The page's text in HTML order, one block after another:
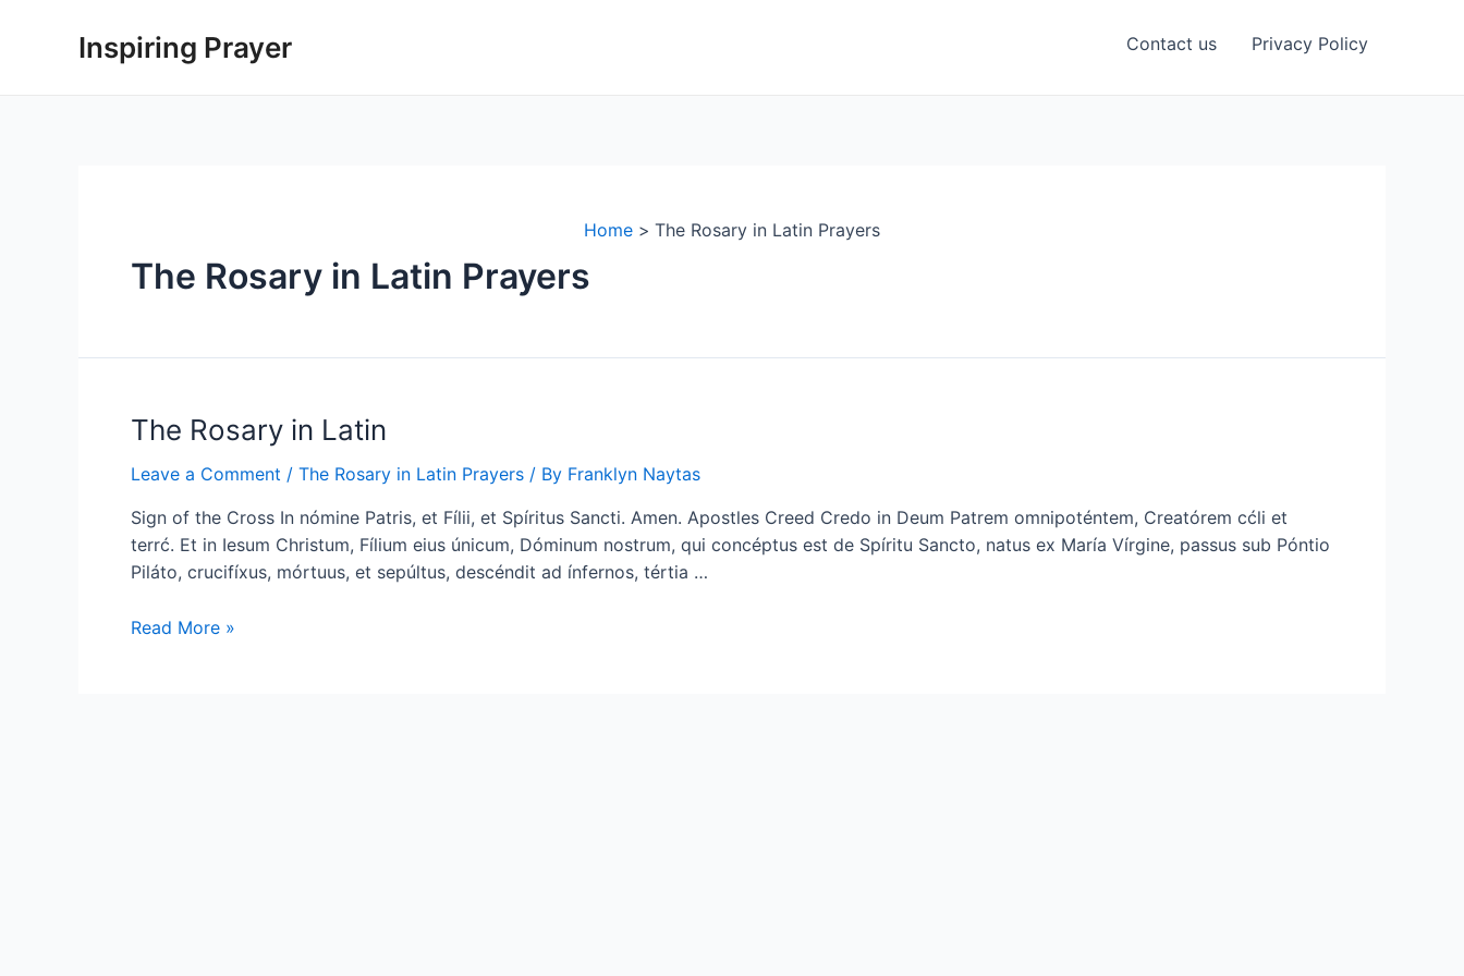
Inspiring Prayer Contact us Privacy Policy
Home The Rosary in Latin Prayers
The Rosary in Latin Prayers
The Rosary in Latin
Leave a Comment / The Rosary in Latin Prayers / By Franklyn Naytas
Sign of the Cross In nómine Patris, et Fílii, et Spíritus Sancti. Amen. Apostles Creed Credo in Deum Patrem omnipoténtem, Creatórem cćli et
terrć. Et in Iesum Christum, Fílium eius únicum, Dóminum nostrum, qui concéptus est de Spíritu Sancto, natus ex María Vírgine, passus sub Póntio
Piláto, crucifíxus, mórtuus, et sepúltus, descéndit ad ínfernos, tértia …
Read More »